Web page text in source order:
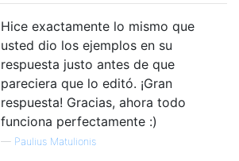
Hice exactamente lo mismo que
usted dio los ejemplos en su
respuesta justo antes de que
pareciera que lo editó. ¡Gran
respuesta! Gracias, ahora todo
funciona perfectamente :)
— Paulius Matulionis